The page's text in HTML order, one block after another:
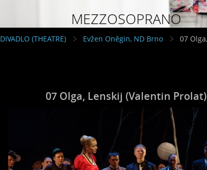
MEZZOSOPRANO
DIVADLO (THEATRE) Evžen Oněgin, ND Brno 07
07 Olga, Lenskij (Valentin Prolat)